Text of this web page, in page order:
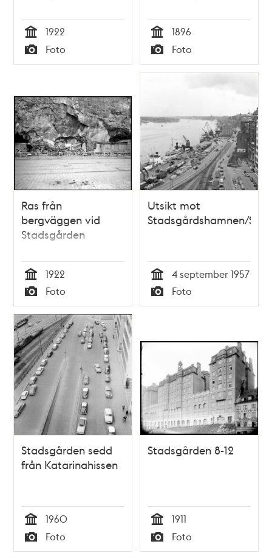
Tid
1922
Typ
Foto Tid
1896
Typ
Foto
Ras från
bergväggen vid
Stadsgården
Tid
1922
Typ
Foto
Utsikt mot
Stadsgårdshamnen/
Tid
4 september 1957
Typ
Foto
Stadsgården sedd
från Katarinahissen
Tid
1960
Typ
Foto
Stadsgården 8-12
Tid
1911
Typ
Foto